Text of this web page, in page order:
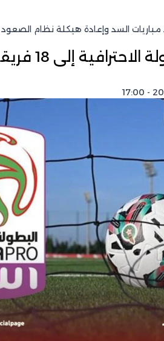
مباريات السد وإعادة هيكلة نظام
مقترح توسيع